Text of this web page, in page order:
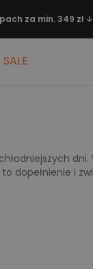
za min. 349 zł ↓
SALE
to dopełnienie i